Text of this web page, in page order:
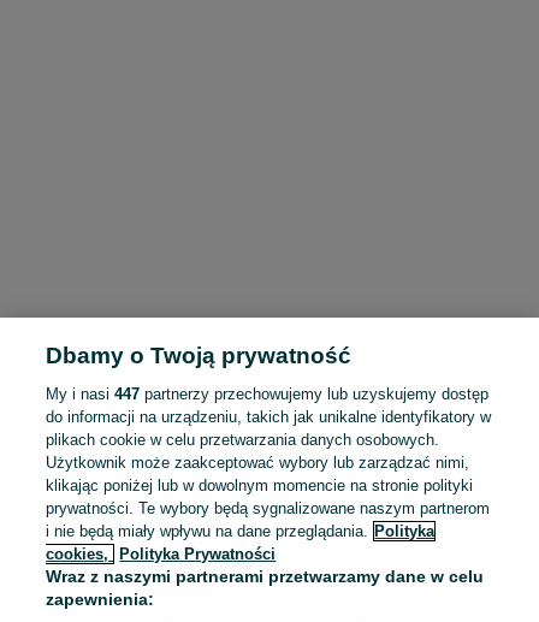
To ogłoszenie nie jest już dostępne
Dbamy o Twoją prywatność
My i nasi447 partnerzy przechowujemy lub uzyskujemy dostęp
do informacji na urządzeniu, takich jak unikalne identyfikatory w
plikach cookie w celu przetwarzania danych osobowych.
Użytkownik może zaakceptować wybory lub zarządzać nimi,
klikając poniżej lub w dowolnym momencie na stronie polityki
prywatności. Te wybory będą sygnalizowane naszym partnerom
i nie będą miały wpływu na dane przeglądania. Polityka
cookies,
Polityka Prywatności
Wraz z naszymi partnerami przetwarzamy dane w celu
zapewnienia: